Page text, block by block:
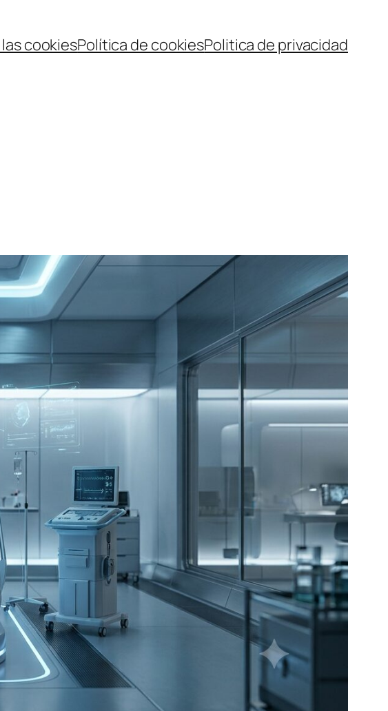
cookiesPolítica de cookiesPolitica de privacidad